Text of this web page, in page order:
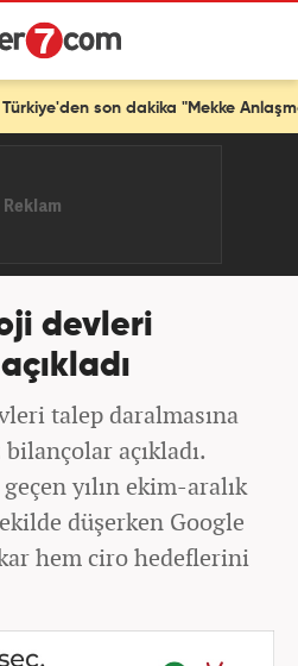
dakika "Mekke Anlaşması" açıklaması
devleri
talep daralmasına
açıkladı.
yılın ekim-aralık
düşerken Google
hem ciro hedeflerini